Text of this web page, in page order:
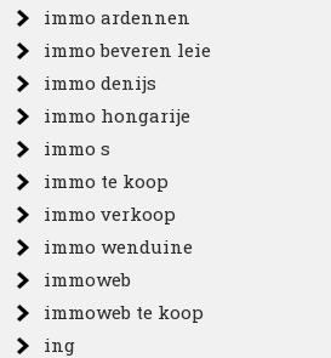
immo ardennen
immo beveren leie
immo denijs
immo hongarije
immo s
immo te koop
immo verkoop
immo wenduine
immoweb
immoweb te koop
ing